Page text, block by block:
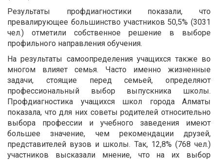
Результаты профдиагностики показали, что
превалирующее большинство участников 50,5% (3031
чел.) отметили собственное решение в выборе
профильного направления обучения.
На результаты самоопределения учащихся также во
многом влияет семья. Часто именно жизненные
задачи, стоящие перед семьей, определяют
профессиональный выбор выпускника школы.
Профдиагностика учащихся школ города Алматы
показала, что для них советы родителей относительно
выбора профессии и учебного заведения имеют
большее значение, чем рекомендации друзей,
представителей вузов и школы. Так, 12,8% (768 чел.)
участников высказали мнение, что на их выбор